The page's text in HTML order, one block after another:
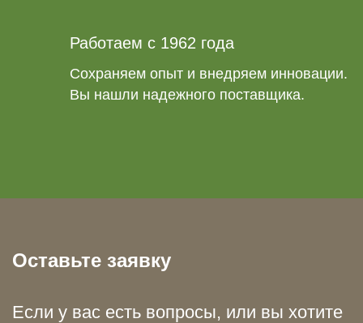
Работаем с 1962 года
Сохраняем опыт и внедряем инновации.
Вы нашли надежного поставщика.
Оставьте заявку
Если у вас есть вопросы, или вы хотите